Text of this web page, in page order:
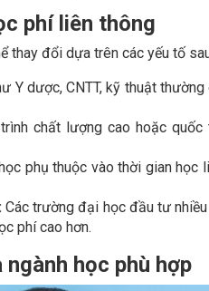
phí liên thông
thay đổi dựa trên các yếu tố
Y dược, CNTT, kỹ thuật
chất lượng cao hoặc
phụ thuộc vào thời gian học
Các trường đại học đầu tư
phí cao hơn.
học phù hợp